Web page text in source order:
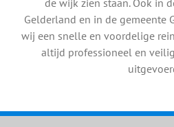
Gelderland en in de gemeente
wij een snelle en voordelige
altijd professioneel en